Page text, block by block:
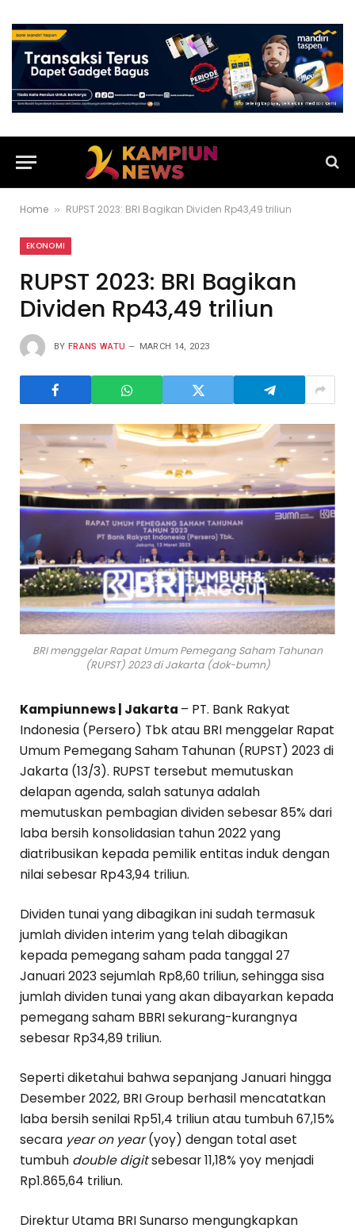
Home » RUPST 2023: BRI Bagikan Dividen Rp43,49 triliun
EKONOMI
RUPST 2023: BRI Bagikan
Dividen Rp43,49 triliun
BY FRANS WATU MARCH 14, 2023
BRI menggelar Rapat Umum Pemegang Saham Tahunan
(RUPST) 2023 di Jakarta (dok-bumn)
Kampiunnews | Jakarta – PT. Bank Rakyat
Indonesia (Persero) Tbk atau BRI menggelar Rapat
Umum Pemegang Saham Tahunan (RUPST) 2023 di
Jakarta (13/3). RUPST tersebut memutuskan
delapan agenda, salah satunya adalah
memutuskan pembagian dividen sebesar 85% dari
laba bersih konsolidasian tahun 2022 yang
diatribusikan kepada pemilik entitas induk dengan
nilai sebesar Rp43,94 triliun.
Dividen tunai yang dibagikan ini sudah termasuk
jumlah dividen interim yang telah dibagikan
kepada pemegang saham pada tanggal 27
Januari 2023 sejumlah Rp8,60 triliun, sehingga sisa
jumlah dividen tunai yang akan dibayarkan kepada
pemegang saham BBRI sekurang-kurangnya
sebesar Rp34,89 triliun.
Seperti diketahui bahwa sepanjang Januari hingga
Desember 2022, BRI Group berhasil mencatatkan
laba bersih senilai Rp51,4 triliun atau tumbuh 67,15%
secara year on year(yoy) dengan total aset
tumbuh double digitsebesar 11,18% yoy menjadi
Rp1.865,64 triliun.
Direktur Utama BRI Sunarso mengungkapkan